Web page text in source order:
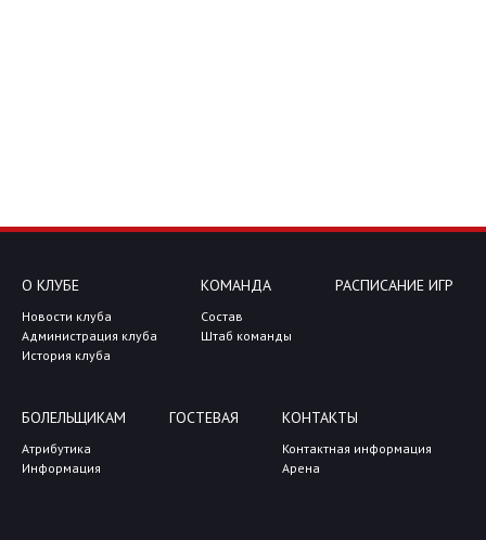
О КЛУБЕ
Новости клуба
Администрация клуба
История клуба
КОМАНДА
Состав
Штаб команды
РАСПИСАНИЕ ИГР
БОЛЕЛЬЩИКАМ
Атрибутика
Информация
ГОСТЕВАЯ КОНТАКТЫ
Контактная информация
Арена